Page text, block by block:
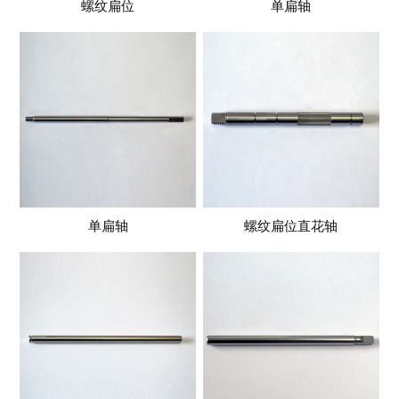
螺纹扁位 单扁轴
单扁轴 螺纹扁位直花轴